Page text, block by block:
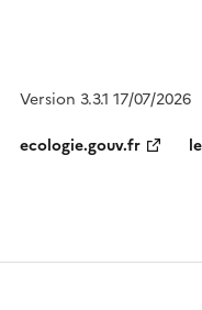
Version 3.3.1 17/07/2026
ecologie.gouv.fr